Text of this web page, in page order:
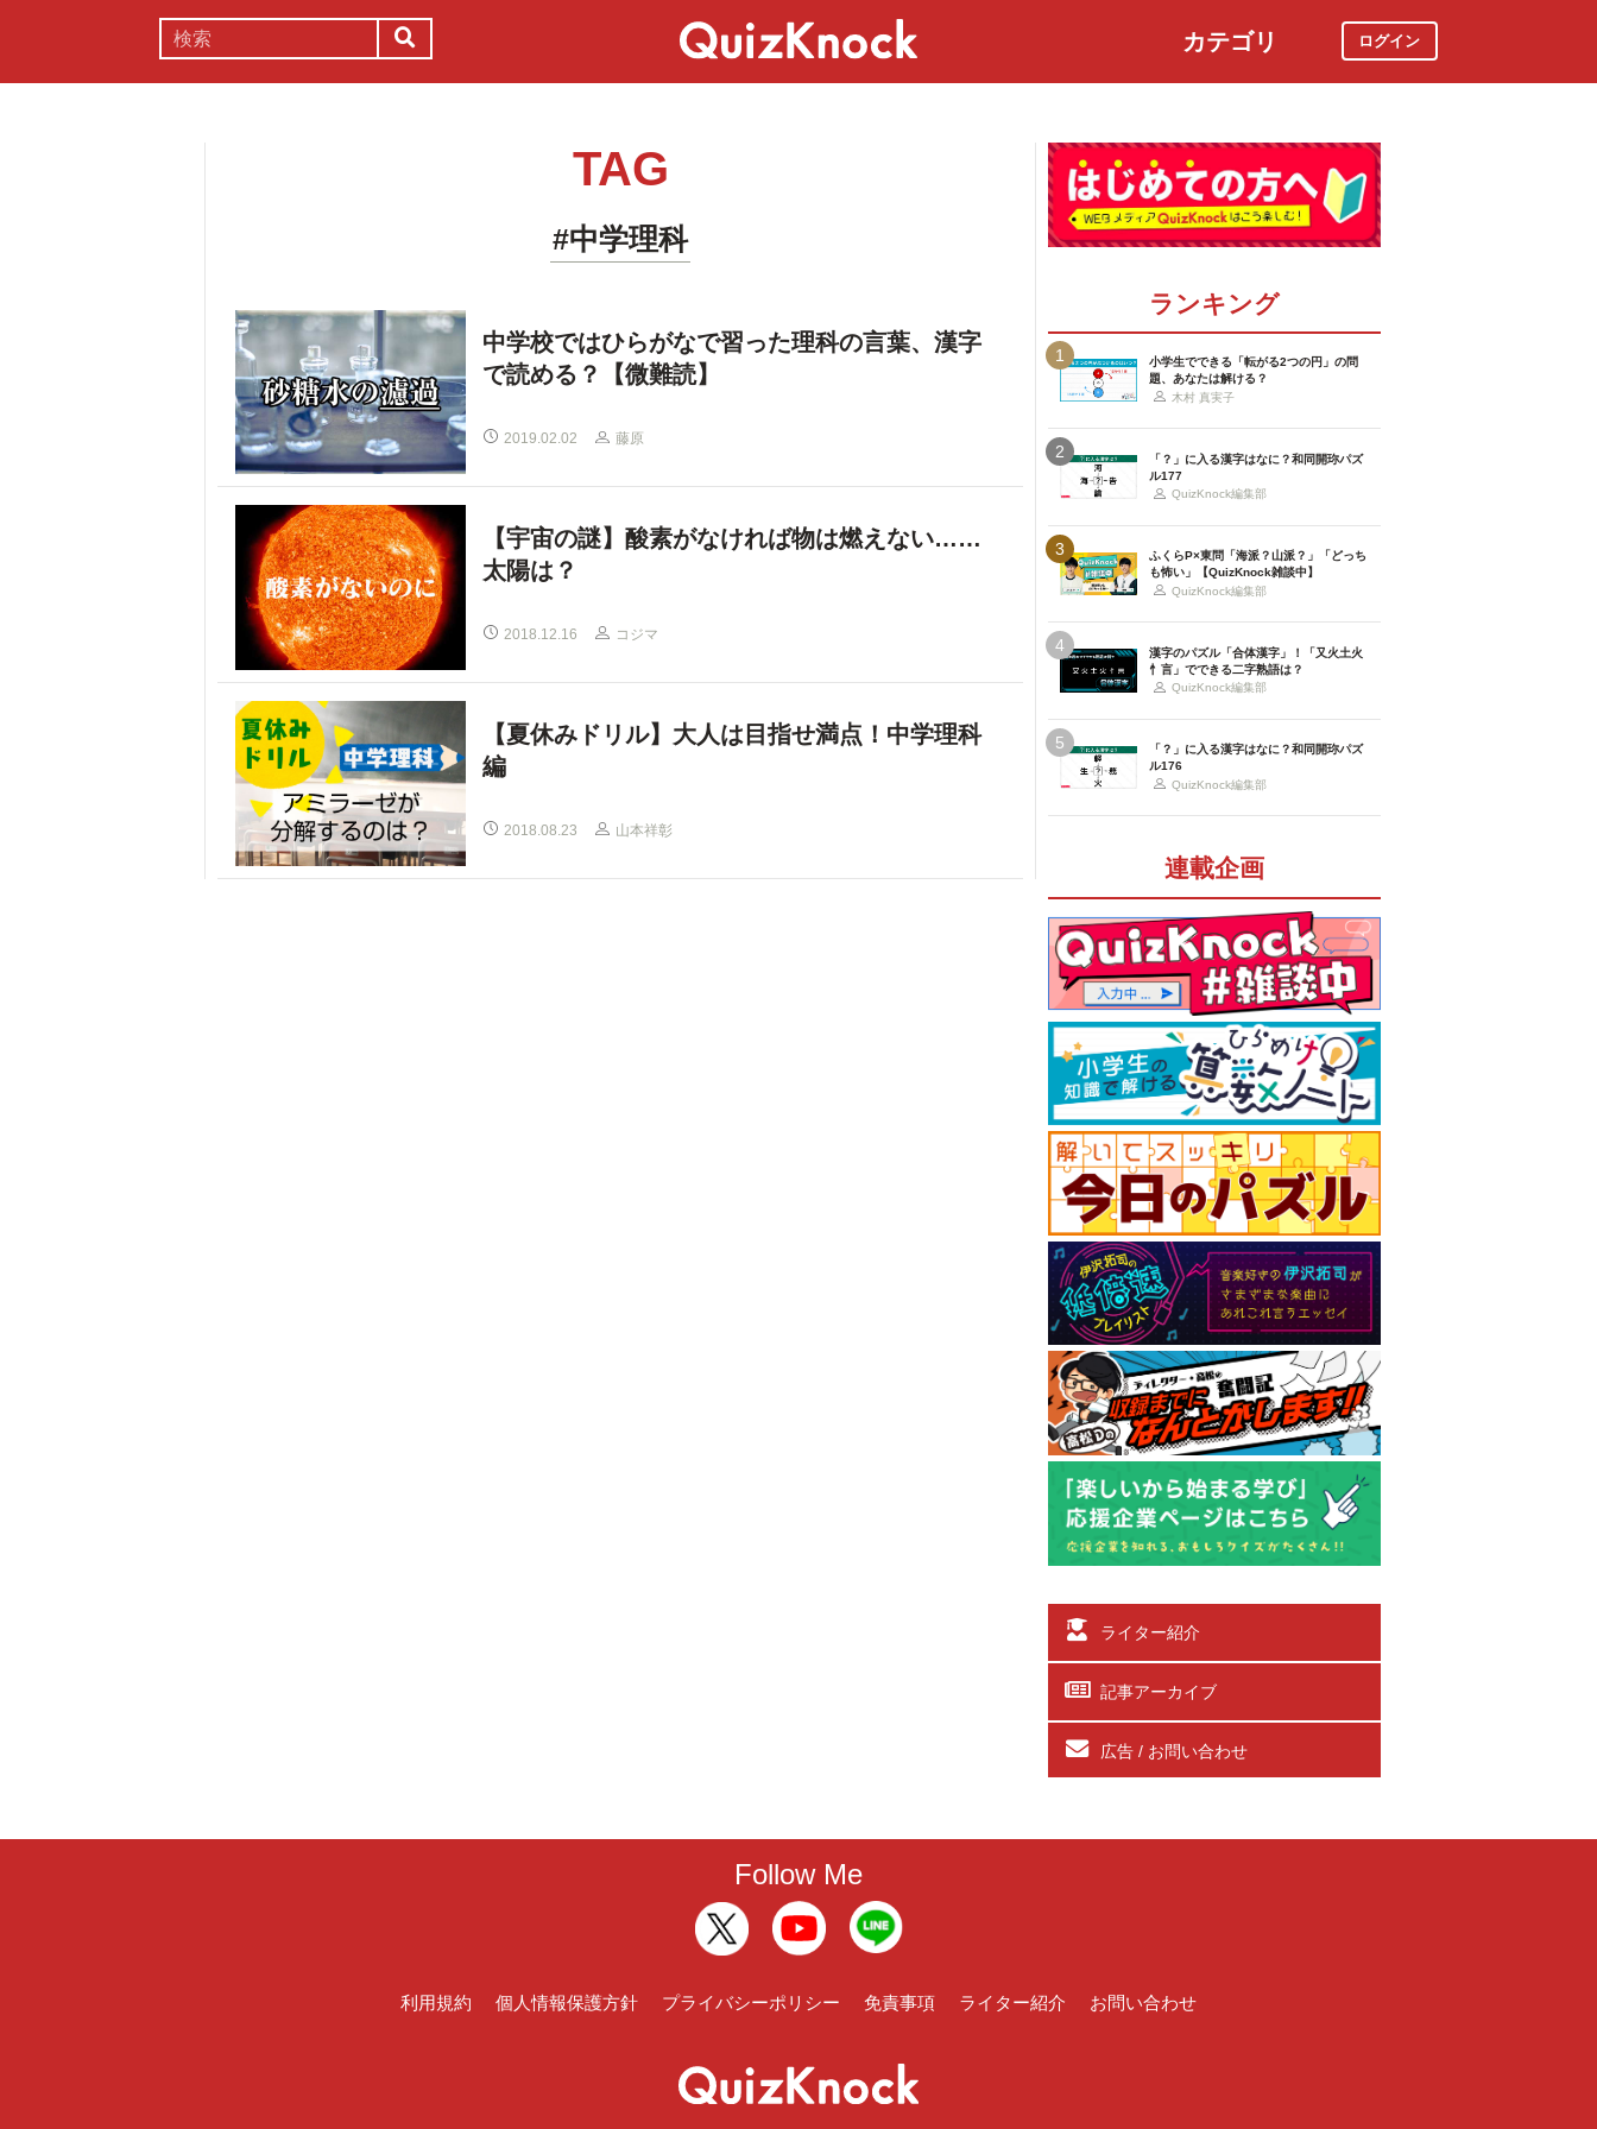
カテゴリ ログイン
TAG
#中学理科
中学校ではひらがなで習った理科の言葉、漢字
で読める？【微難読】
2019.02.02 藤原
【宇宙の謎】酸素がなければ物は燃えない……
太陽は？
2018.12.16 コジマ
【夏休みドリル】大人は目指せ満点！中学理科
編
2018.08.23 山本祥彰
ランキング
1
小学生でできる「転がる2つの円」の問
題、あなたは解ける？
木村 真実子
2
「？」に入る漢字はなに？和同開珎パズ
ル177
QuizKnock編集部
3
ふくらP×東問「海派？山派？」「どっち
も怖い」【QuizKnock雑談中】
QuizKnock編集部
4
漢字のパズル「合体漢字」！「又火土火
忄言」でできる二字熟語は？
QuizKnock編集部
5
「？」に入る漢字はなに？和同開珎パズ
ル176
QuizKnock編集部
連載企画
ライター紹介
記事アーカイブ
広告 / お問い合わせ
Follow Me
利用規約 個人情報保護方針 プライバシーポリシー 免責事項 ライター紹介 お問い合わせ